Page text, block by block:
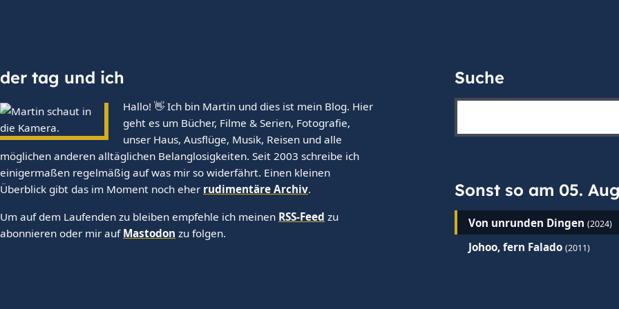
der tag und ich
Hallo! 👋 Ich bin Martin und dies ist mein Blog. Hier
geht es um Bücher, Filme & Serien, Fotografie,
unser Haus, Ausflüge, Musik, Reisen und alle
möglichen anderen alltäglichen Belanglosigkeiten. Seit 2003 schreibe ich
einigermaßen regelmäßig auf was mir so widerfährt. Einen kleinen
Überblick gibt das im Moment noch eher rudimentäre Archiv.
Um auf dem Laufenden zu bleiben empfehle ich meinen RSS-Feed zu
abonnieren oder mir auf Mastodon zu folgen.
Suche
Sonst so am 05.
Von unrunden Dingen (2024)
Johoo, fern Falado (2011)